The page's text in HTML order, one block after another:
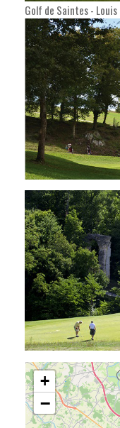
Golf de Saintes -
+
−